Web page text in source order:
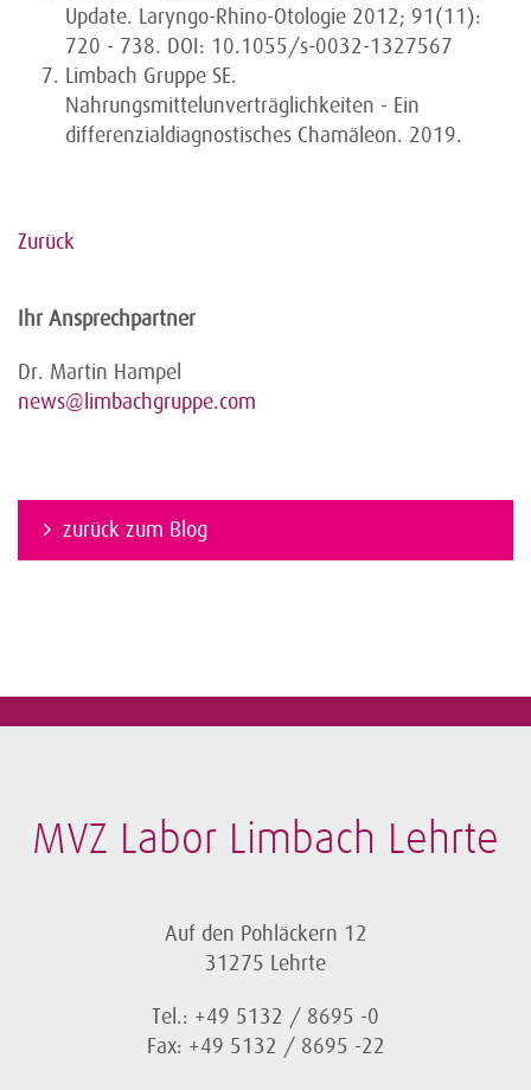
Update. Laryngo-Rhino-Otologie 2012; 91(11):
720 - 738. DOI: 10.1055/s-0032-1327567
Limbach Gruppe SE.
Nahrungsmittelunverträglichkeiten - Ein
differenzialdiagnostisches Chamäleon. 2019.
Zurück
Ihr Ansprechpartner
Dr. Martin Hampel
news@limbachgruppe.com
zurück zum Blog
MVZ Labor Limbach Lehrte
Auf den Pohläckern 12
31275 Lehrte
Tel.: +49 5132 / 8695 -0
Fax: +49 5132 / 8695 -22